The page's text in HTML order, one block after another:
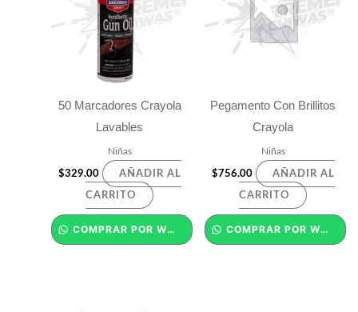
50 Marcadores Crayola
Lavables
Niñas
$329.00 AÑADIR AL
CARRITO
COMPRAR POR WHATSAPP
Pegamento Con Brillitos
Crayola
Niñas
$756.00 AÑADIR AL
CARRITO
COMPRAR POR WHATSAPP